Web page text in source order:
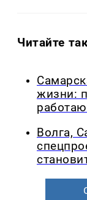
Читайте
жизни:
Волга,